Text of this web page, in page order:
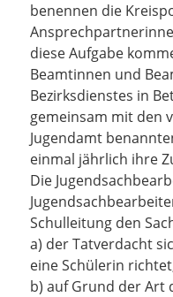
benennen die
diese Aufgabe
Beamtinnen und
Bezirksdienstes in
gemeinsam mit den
Jugendamt
einmal jährlich ihre
Die
Schulleitung den
a) der Tatverdacht
eine Schülerin
b) auf Grund der Art